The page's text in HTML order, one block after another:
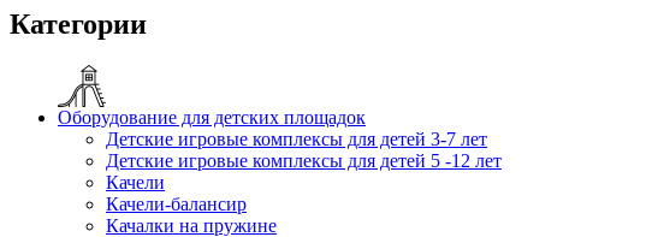
Категории
Оборудование для детских площадок
Детские игровые комплексы для детей 3-7 лет
Детские игровые комплексы для детей 5 -12 лет
Качели
Качели-балансир
Качалки на пружине